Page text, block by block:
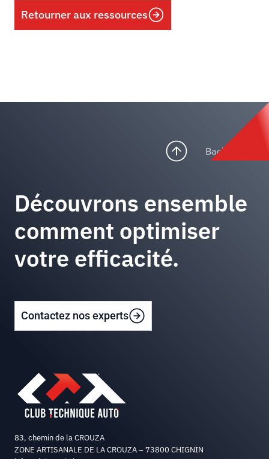
Retourner aux ressources
Découvrons ensemble
comment optimiser
votre efficacité.
Contactez nos experts
Back to top
83, chemin de la CROUZA
ZONE ARTISANALE DE LA CROUZA – 73800 CHIGNIN